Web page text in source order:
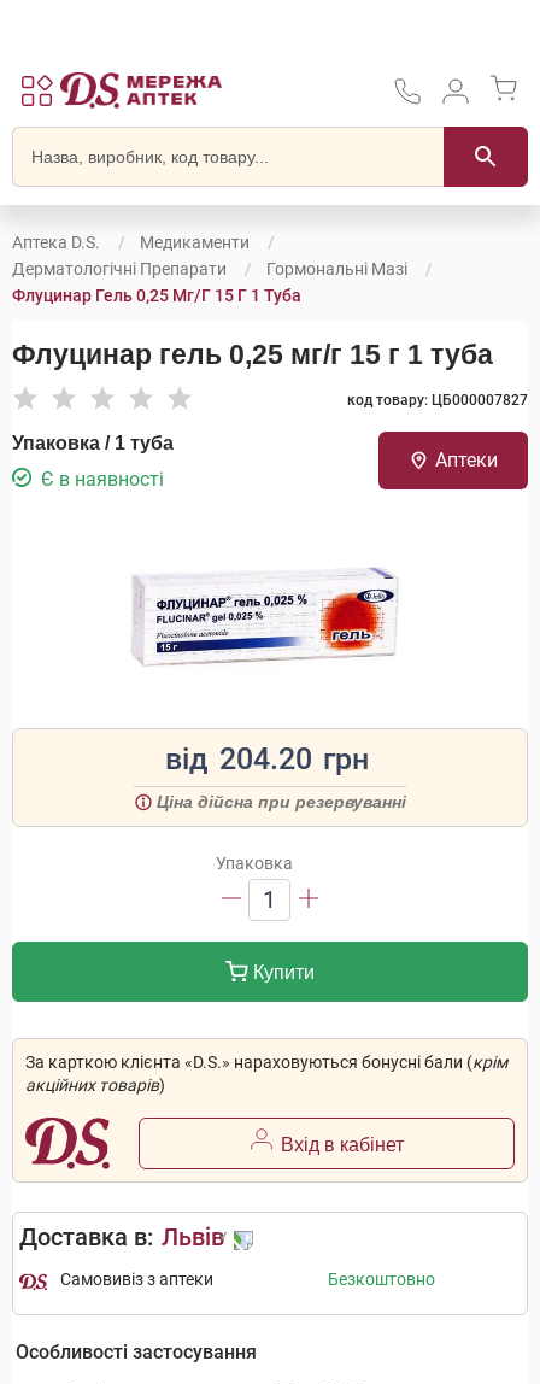
Аптека D.S.
Медикаменти
Дерматологічні Препарати
Гормональні Мазі
Флуцинар Гель 0,25 Мг/г 15 Г 1 Туба
Флуцинар гель 0,25 мг/г 15 г 1 туба
код товару: ЦБ000007827
Упаковка / 1 туба
Є в наявності
Аптеки
від 204.20 грн
Ціна дійсна при резервуванні
Упаковка
1
Купити
За карткою клієнта «D.S.» нараховуються бонусні бали (крім
акційних товарів)
Вхід в кабінет
Доставка в: Львів
Самовивіз з аптеки Безкоштовно
Особливості застосування